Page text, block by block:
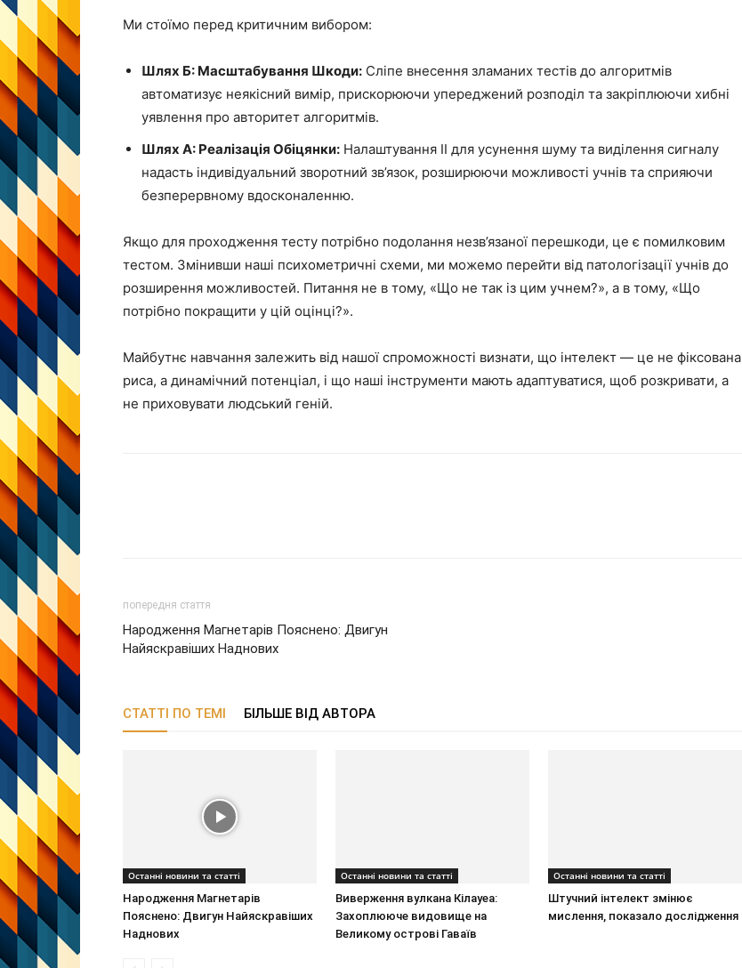
Ми стоїмо перед критичним вибором:
Шлях Б: Масштабування Шкоди: Сліпе внесення зламаних тестів до алгоритмів
автоматизує неякісний вимір, прискорюючи упереджений розподіл та закріплюючи хибні
уявлення про авторитет алгоритмів.
Шлях А: Реалізація Обіцянки: Налаштування ІІ для усунення шуму та виділення сигналу
надасть індивідуальний зворотний зв’язок, розширюючи можливості учнів та сприяючи
безперервному вдосконаленню.
Якщо для проходження тесту потрібно подолання незв’язаної перешкоди, це є помилковим
тестом. Змінивши наші психометричні схеми, ми можемо перейти від патологізації учнів до
розширення можливостей. Питання не в тому, «Що не так із цим учнем?», а в тому, «Що
потрібно покращити у цій оцінці?».
Майбутнє навчання залежить від нашої спроможності визнати, що інтелект — це не фіксована
риса, а динамічний потенціал, і що наші інструменти мають адаптуватися, щоб розкривати, а
не приховувати людський геній.
попередня стаття
Народження Магнетарів Пояснено: Двигун
Найяскравіших Наднових
СТАТТІ ПО ТЕМІ БІЛЬШЕ ВІД АВТОРА
Останні новини та статті
Народження Магнетарів
Пояснено: Двигун Найяскравіших
Наднових
Останні новини та статті
Виверження вулкана Кілауеа:
Захоплююче видовище на
Великому острові Гаваїв
Останні новини та статті
Штучний інтелект змінює
мислення, показало дослідження